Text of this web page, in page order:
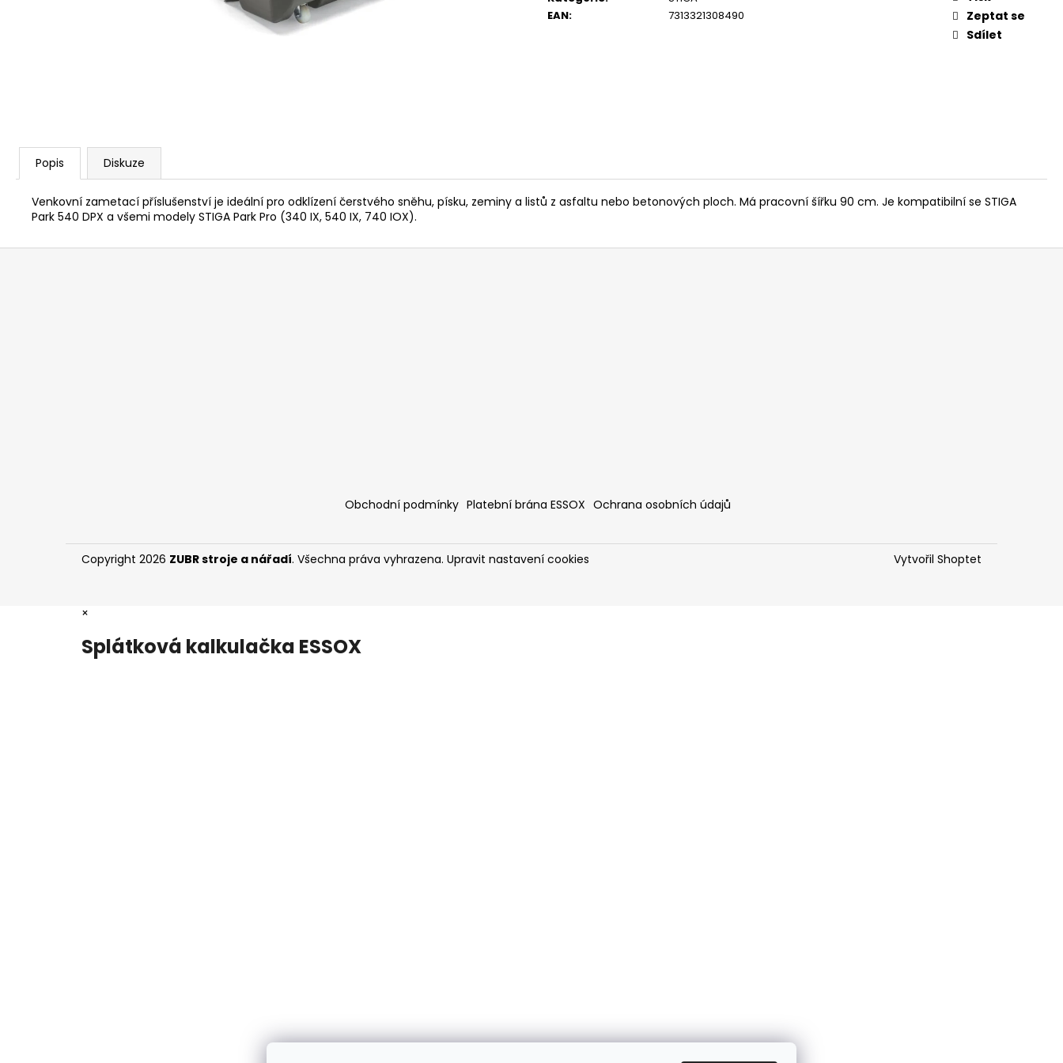
EAN: 7313321308490
Zeptat se
Sdílet
Popis Diskuze
Venkovní zametací příslušenství je ideální pro odklízení čerstvého sněhu, písku, zeminy a listů z asfaltu nebo betonových ploch. Má pracovní šířku 90 cm. Je kompatibilní se STIGA
Park 540 DPX a všemi modely STIGA Park Pro (340 IX, 540 IX, 740 IOX).
14 290 Kč
104 990 Kč
Z
Obchodní podmínky Platební brána ESSOX Ochrana osobních údajů
Vytvořil Shoptet
Copyright 2026 ZUBR stroje a nářadí. Všechna práva vyhrazena. Upravit nastavení cookies
×
Splátková kalkulačka ESSOX